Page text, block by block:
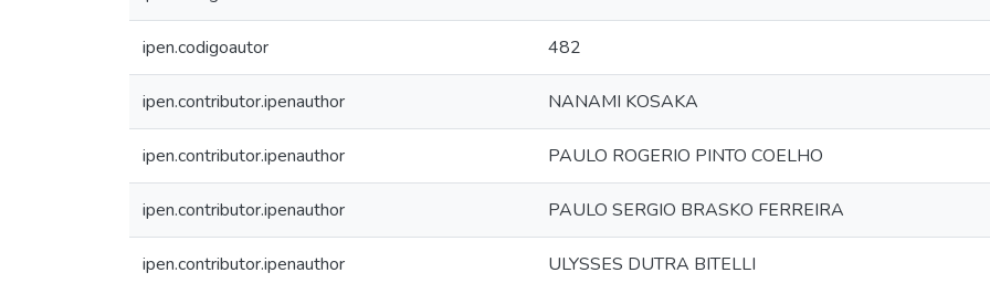
ipen.codigoautor 482
ipen.contributor.ipenauthor NANAMI KOSAKA
ipen.contributor.ipenauthor PAULO ROGERIO PINTO COELHO
ipen.contributor.ipenauthor PAULO SERGIO BRASKO FERREIRA
ipen.contributor.ipenauthor ULYSSES DUTRA BITELLI